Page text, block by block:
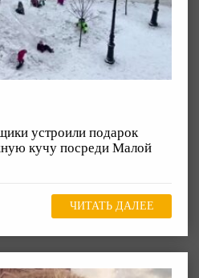
устроили подарок
кучу посреди Малой
ЧИТАТЬ ДАЛЕЕ